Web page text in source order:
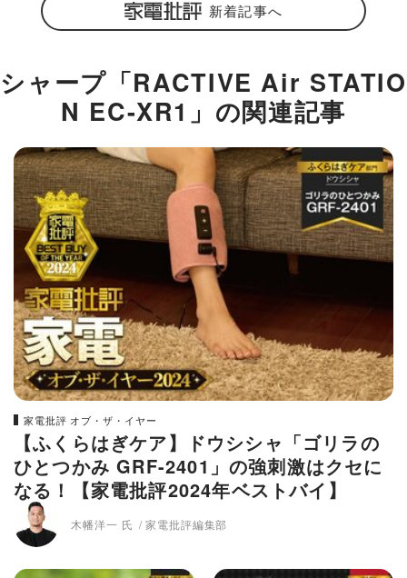
新着記事へ
シャープ「RACTIVE Air STATIO
N EC-XR1」の関連記事
家電批評 オブ・ザ・イヤー
【ふくらはぎケア】ドウシシャ「ゴリラの
ひとつかみ GRF-2401」の強刺激はクセに
なる！【家電批評2024年ベストバイ】
木幡洋一 氏 家電批評編集部